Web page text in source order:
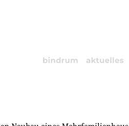
bindrum aktuelles